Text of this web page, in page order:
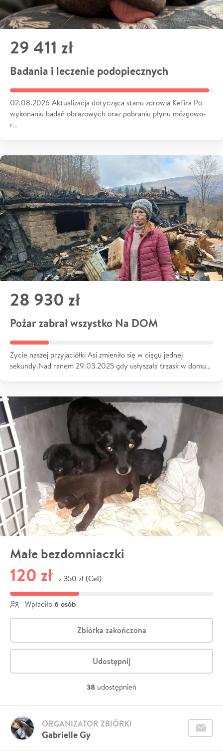
29 411 zł
Badania i leczenie podopiecznych
02.08.2026 Aktualizacja dotycząca stanu zdrowia Kefira Po
wykonaniu badań obrazowych oraz pobraniu płynu mózgowo-
r…
28 930 zł
Pożar zabrał wszystko Na DOM
Życie naszej przyjaciółki Asi zmieniło się w ciągu jednej
sekundy.Nad ranem 29.03.2025 gdy usłyszała trzask w domu…
Małe bezdomniaczki
120 zł z 350 zł (Cel)
Wpłaciło 6 osób
Zbiórka zakończona
Udostępnij
38 udostępnień
Gabrielle Gy
ORGANIZATOR ZBIÓRKI